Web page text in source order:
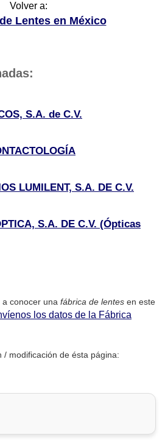
Volver a:
Lentes en México
S.A. de C.V.
LUMILENT, S.A. DE C.V.
S.A. DE C.V. (Ópticas
conocer una fábrica de lentes en este
los datos de la Fábrica
/ modificación de ésta página: